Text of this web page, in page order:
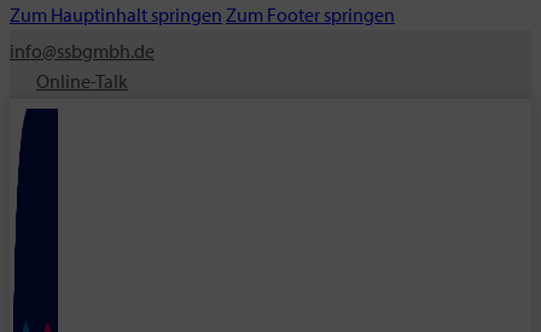
Zum Hauptinhalt springen Zum Footer springen
info@ssbgmbh.de
Online-Talk